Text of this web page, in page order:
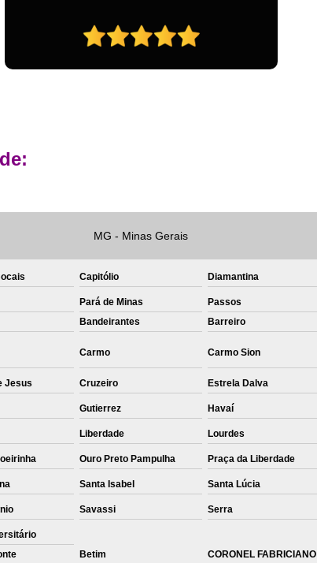
Atacado de Roupas para Revender de
Fábrica Roupas Atacado
Fábrica
Private Label Roupas Femininas Recife
Private Label Têxtil Moda Infantil Brasília
Private Label
Private Label
Private Label Biquínis
Private
Private Label de Camisetas
Private Label Têxtil
Sublimação
Sublimação de Camisetas
Sublimação de Estampa em
MG - Minas Gerais
Capitólio Diamantina
Pará de Minas Passos
Bandeirantes Barreiro
Carmo Carmo Sion
Jesus Cruzeiro Estrela Dalva
Gutierrez Havaí
Liberdade Lourdes
Ouro Preto Pampulha Praça da Liberdade
Santa Isabel Santa Lúcia
Savassi Serra
Betim CORONEL FABRICIANO